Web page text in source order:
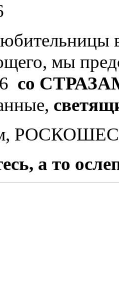
мы
со
а то